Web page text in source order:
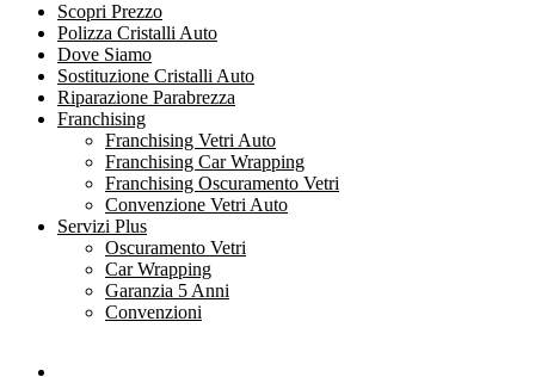
Scopri Prezzo
Polizza Cristalli Auto
Dove Siamo
Sostituzione Cristalli Auto
Riparazione Parabrezza
Franchising
Franchising Vetri Auto
Franchising Car Wrapping
Franchising Oscuramento Vetri
Convenzione Vetri Auto
Servizi Plus
Oscuramento Vetri
Car Wrapping
Garanzia 5 Anni
Convenzioni